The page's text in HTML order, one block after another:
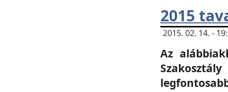
2015
2015. 02. 14. -
Az